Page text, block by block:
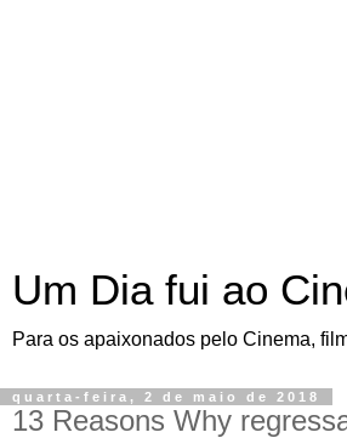
Um Dia fui ao
Para os apaixonados pelo Cinema,
quarta-feira, 2 de maio de 2018
13 Reasons Why